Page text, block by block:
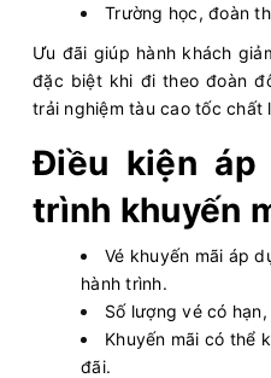
Trường học, đoàn
Ưu đãi giúp hành khách
đặc biệt khi đi theo đoàn
trải nghiệm tàu cao tốc chất
Điều kiện áp
trình khuyến
Vé khuyến mãi áp
hành trình.
Số lượng vé có
Khuyến mãi có thể
đãi.